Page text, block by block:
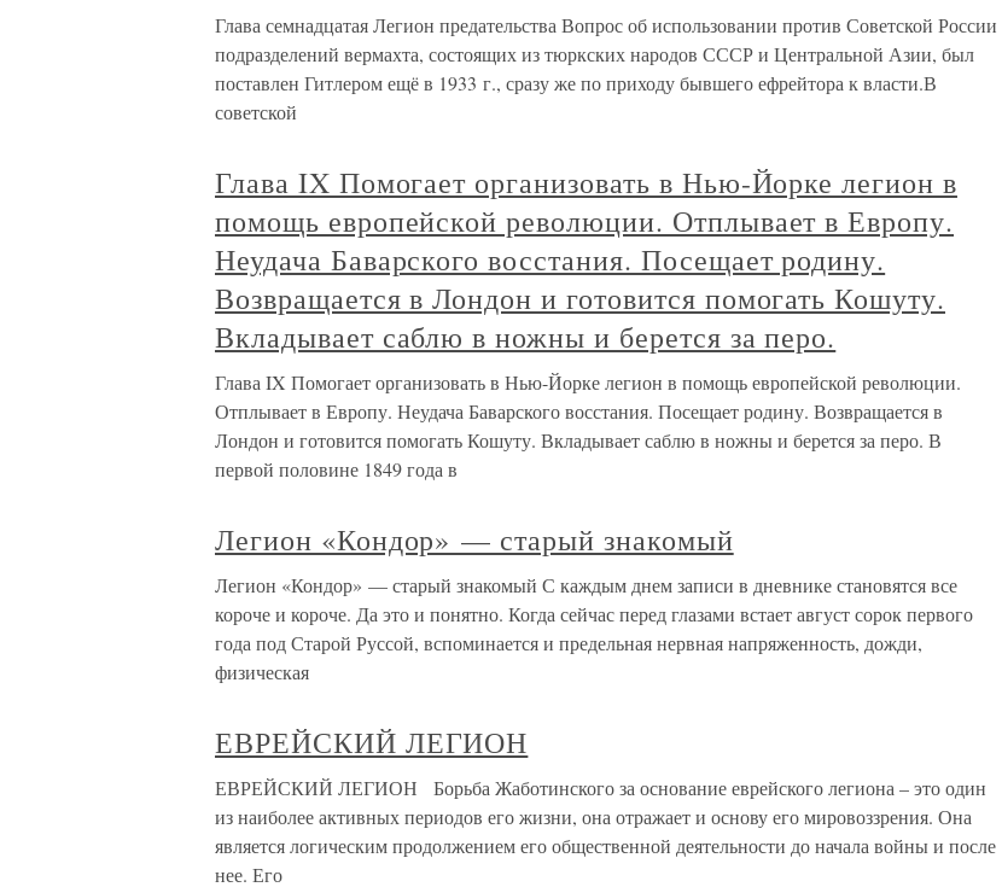
Глава семнадцатая Легион предательства Вопрос об использовании против Советской России
подразделений вермахта, состоящих из тюркских народов СССР и Центральной Азии, был
поставлен Гитлером ещё в 1933 г., сразу же по приходу бывшего ефрейтора к власти.В
советской
Глава IX Помогает организовать в Нью-Йорке легион в
помощь европейской революции. Отплывает в Европу.
Неудача Баварского восстания. Посещает родину.
Возвращается в Лондон и готовится помогать Кошуту.
Вкладывает саблю в ножны и берется за перо.
Глава IX Помогает организовать в Нью-Йорке легион в помощь европейской революции.
Отплывает в Европу. Неудача Баварского восстания. Посещает родину. Возвращается в
Лондон и готовится помогать Кошуту. Вкладывает саблю в ножны и берется за перо. В
первой половине 1849 года в
Легион «Кондор» — старый знакомый
Легион «Кондор» — старый знакомый С каждым днем записи в дневнике становятся все
короче и короче. Да это и понятно. Когда сейчас перед глазами встает август сорок первого
года под Старой Руссой, вспоминается и предельная нервная напряженность, дожди,
физическая
ЕВРЕЙСКИЙ ЛЕГИОН
ЕВРЕЙСКИЙ ЛЕГИОН Борьба Жаботинского за основание еврейского легиона – это один
из наиболее активных периодов его жизни, она отражает и основу его мировоззрения. Она
является логическим продолжением его общественной деятельности до начала войны и после
нее. Его